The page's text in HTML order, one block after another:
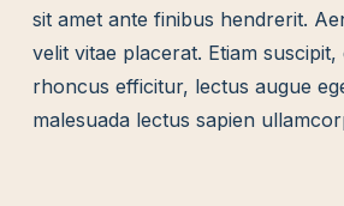
sit amet ante finibus hendrerit.
velit vitae placerat. Etiam suscipit,
rhoncus efficitur, lectus augue
malesuada lectus sapien